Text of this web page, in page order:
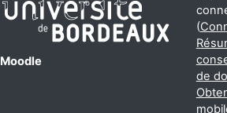
Moodle
(
de